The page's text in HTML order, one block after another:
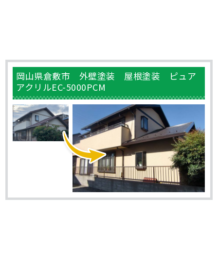
岡山県倉敷市 外壁塗装 屋根塗装 ピュア
アクリルEC-5000PCM